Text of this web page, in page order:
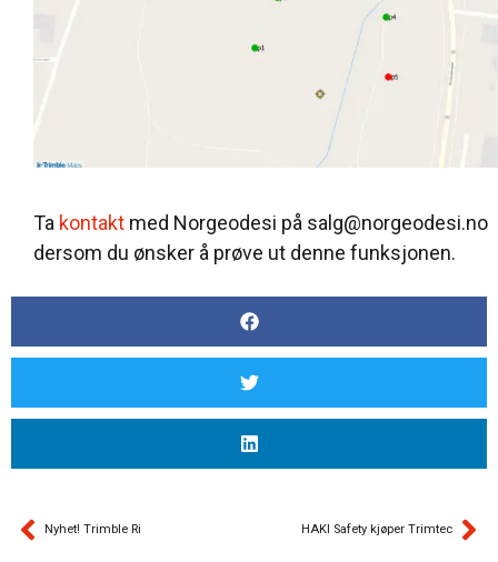
Ta kontakt med Norgeodesi på salg@norgeodesi.no
dersom du ønsker å prøve ut denne funksjonen.
Nyhet! Trimble Ri HAKI Safety kjøper Trimtec